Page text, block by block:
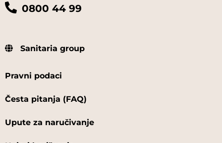
0800 44 99
Sanitaria group
Pravni podaci
Česta pitanja (FAQ)
Upute za naručivanje